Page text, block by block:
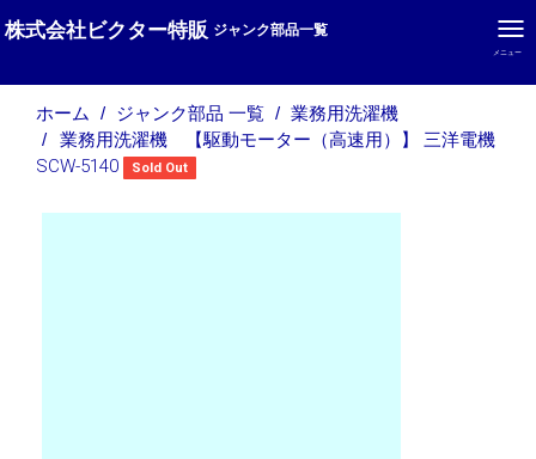
メニュー
株式会社ビクター特販 ジャンク部品一覧
ホーム ジャンク部品 一覧 業務用洗濯機
業務用洗濯機 【駆動モーター（高速用）】 三洋電機
SCW-5140
Sold Out